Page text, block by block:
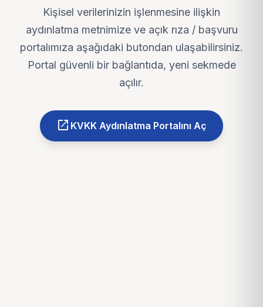
Kişisel verilerinizin işlenmesine ilişkin
aydınlatma metnimize ve açık rıza / başvuru
portalımıza aşağıdaki butondan ulaşabilirsiniz.
Portal güvenli bir bağlantıda, yeni sekmede
açılır.
open_in_new KVKK Aydınlatma Portalını Aç